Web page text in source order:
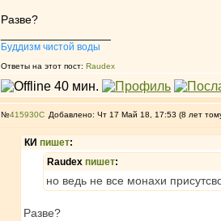
Разве?
Буддизм чистой воды
Ответы на этот пост: Raudex
№415930 Добавлено: Чт 17 Май 18, 17:53 (8 лет
КИ пишет:
Raudex пишет:
но ведь не все монахи
Разве?